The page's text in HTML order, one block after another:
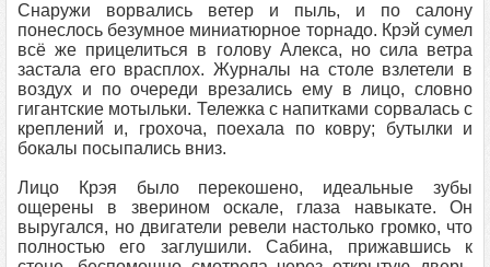
Снаружи ворвались ветер и пыль, и по салону
понеслось безумное миниатюрное торнадо. Крэй сумел
всё же прицелиться в голову Алекса, но сила ветра
застала его врасплох. Журналы на столе взлетели в
воздух и по очереди врезались ему в лицо, словно
гигантские мотыльки. Тележка с напитками сорвалась с
креплений и, грохоча, поехала по ковру; бутылки и
бокалы посыпались вниз.
Лицо Крэя было перекошено, идеальные зубы
ощерены в зверином оскале, глаза навыкате. Он
выругался, но двигатели ревели настолько громко, что
полностью его заглушили. Сабина, прижавшись к